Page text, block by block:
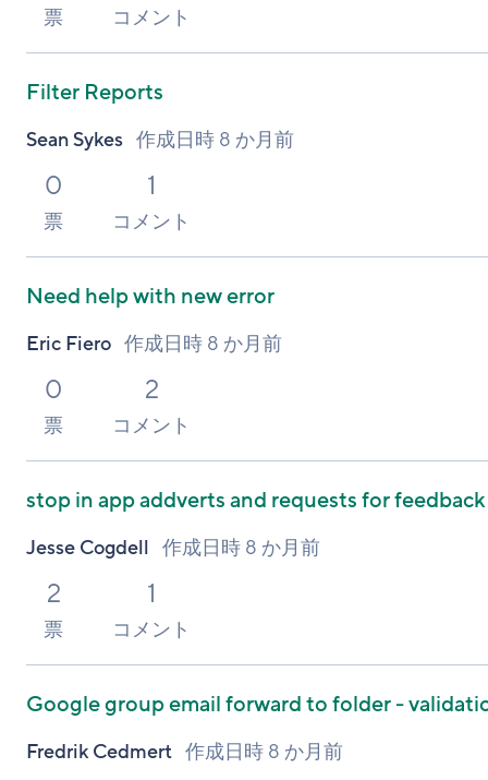
票 コメント
Filter Reports
Sean Sykes 作成日時 8 か月前
0
票
1
コメント
Need help with new error
Eric Fiero 作成日時 8 か月前
0
票
2
コメント
stop in app addverts and requests for feedback
Jesse Cogdell 作成日時 8 か月前
2
票
1
コメント
Google group email forward to folder -
Fredrik Cedmert 作成日時 8 か月前